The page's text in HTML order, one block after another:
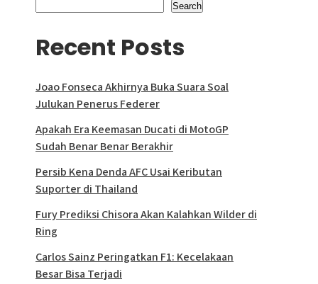
Search
Recent Posts
Joao Fonseca Akhirnya Buka Suara Soal
Julukan Penerus Federer
Apakah Era Keemasan Ducati di MotoGP
Sudah Benar Benar Berakhir
Persib Kena Denda AFC Usai Keributan
Suporter di Thailand
Fury Prediksi Chisora Akan Kalahkan Wilder di
Ring
Carlos Sainz Peringatkan F1: Kecelakaan
Besar Bisa Terjadi